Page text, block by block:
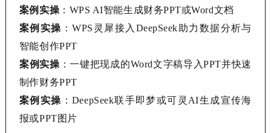
案例实操 ： WPS AI智能生成财务PPT或Word文档
案例实操 ：WPS灵犀接入DeepSeek助力数据分析与
智能创作PPT
案例实操 ：一键把现成的Word文字稿导入PPT并快速
制作财务PPT
案例实操 ： DeepSeek联手即梦或可灵AI生成宣传海
报或PPT图片